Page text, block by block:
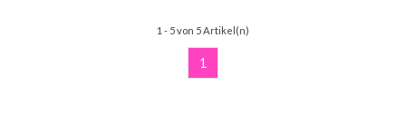
1 - 5 von 5 Artikel(n)
1